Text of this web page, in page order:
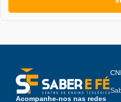
Acompanhe-nos nas redes